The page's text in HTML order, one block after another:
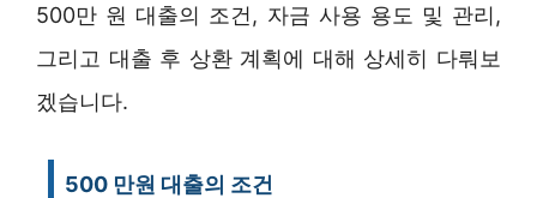
500만 원 대출의 조건, 자금 사용 용도 및 관리,
그리고 대출 후 상환 계획에 대해 상세히 다뤄보
겠습니다.
500 만원 대출의 조건